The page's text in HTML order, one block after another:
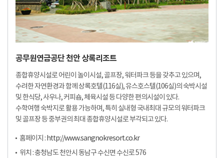
공무원연금공단 천안 상록리조트
종합휴양시설로 어린이 놀이시설, 골프장, 워터파크 등을 갖추고 있으며,
수려한 자연환경과 함께 상록호텔(116실), 유스호스텔(106실)의 숙박시설
및 한식당, 사우나, 커피숍, 체육시설 등 다양한 편의시설이 있다.
수학여행 숙박지로 활용 가능하며, 특히 실내형 국내최대 규모의 워터파크
및 골프장 등 중부권의 최대 종합휴양시설로 부각되고 있다.
홈페이지 :http://www.sangnokresort.co.kr
위치 : 충청남도 천안시 동남구 수신면 수신로 576